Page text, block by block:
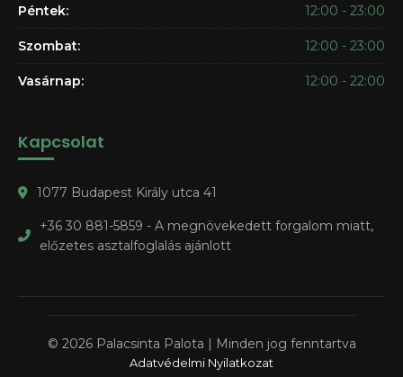
Péntek: 12:00 - 23:00
Szombat: 12:00 - 23:00
Vasárnap: 12:00 - 22:00
Kapcsolat
1077 Budapest Király utca 41
+36 30 881-5859 - A megnövekedett forgalom miatt,
előzetes asztalfoglalás ajánlott
© 2026 Palacsinta Palota | Minden jog fenntartva
Adatvédelmi Nyilatkozat